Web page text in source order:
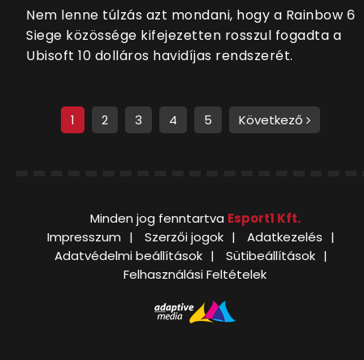
Nem lenne túlzás azt mondani, hogy a Rainbow 6
Siege közössége kifejezetten rosszul fogadta a
Ubisoft 10 dolláros havidíjas rendszerét.
1 2 3 4 5 Következő
Minden jog fenntartva Esport1 Kft.
Impresszum
Szerzői jogok
Adatkezelés
Adatvédelmi beállítások
Sütibeállítások
Felhasználási Feltételek